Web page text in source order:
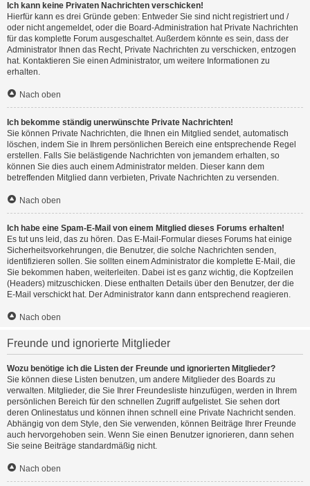
Ich kann keine Privaten Nachrichten verschicken!
Hierfür kann es drei Gründe geben: Entweder Sie sind nicht registriert und /
oder nicht angemeldet, oder die Board-Administration hat Private Nachrichten
für das komplette Forum ausgeschaltet. Außerdem könnte es sein, dass der
Administrator Ihnen das Recht, Private Nachrichten zu verschicken, entzogen
hat. Kontaktieren Sie einen Administrator, um weitere Informationen zu
erhalten.
Nach oben
Ich bekomme ständig unerwünschte Private Nachrichten!
Sie können Private Nachrichten, die Ihnen ein Mitglied sendet, automatisch
löschen, indem Sie in Ihrem persönlichen Bereich eine entsprechende Regel
erstellen. Falls Sie belästigende Nachrichten von jemandem erhalten, so
können Sie dies auch einem Administrator melden. Dieser kann dem
betreffenden Mitglied dann verbieten, Private Nachrichten zu versenden.
Nach oben
Ich habe eine Spam-E-Mail von einem Mitglied dieses Forums erhalten!
Es tut uns leid, das zu hören. Das E-Mail-Formular dieses Forums hat einige
Sicherheitsvorkehrungen, die Benutzer, die solche Nachrichten senden,
identifizieren sollen. Sie sollten einem Administrator die komplette E-Mail, die
Sie bekommen haben, weiterleiten. Dabei ist es ganz wichtig, die Kopfzeilen
(Headers) mitzuschicken. Diese enthalten Details über den Benutzer, der die
E-Mail verschickt hat. Der Administrator kann dann entsprechend reagieren.
Nach oben
Freunde und ignorierte Mitglieder
Wozu benötige ich die Listen der Freunde und ignorierten Mitglieder?
Sie können diese Listen benutzen, um andere Mitglieder des Boards zu
verwalten. Mitglieder, die Sie Ihrer Freundesliste hinzufügen, werden in Ihrem
persönlichen Bereich für den schnellen Zugriff aufgelistet. Sie sehen dort
deren Onlinestatus und können ihnen schnell eine Private Nachricht senden.
Abhängig von dem Style, den Sie verwenden, können Beiträge Ihrer Freunde
auch hervorgehoben sein. Wenn Sie einen Benutzer ignorieren, dann sehen
Sie seine Beiträge standardmäßig nicht.
Nach oben